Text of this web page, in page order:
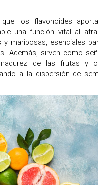
que los flavonoides
una función vital al
mariposas, esenciales
Además, sirven como
de las frutas y
a la dispersión de